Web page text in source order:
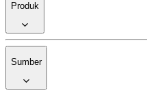
Produk
Sumber